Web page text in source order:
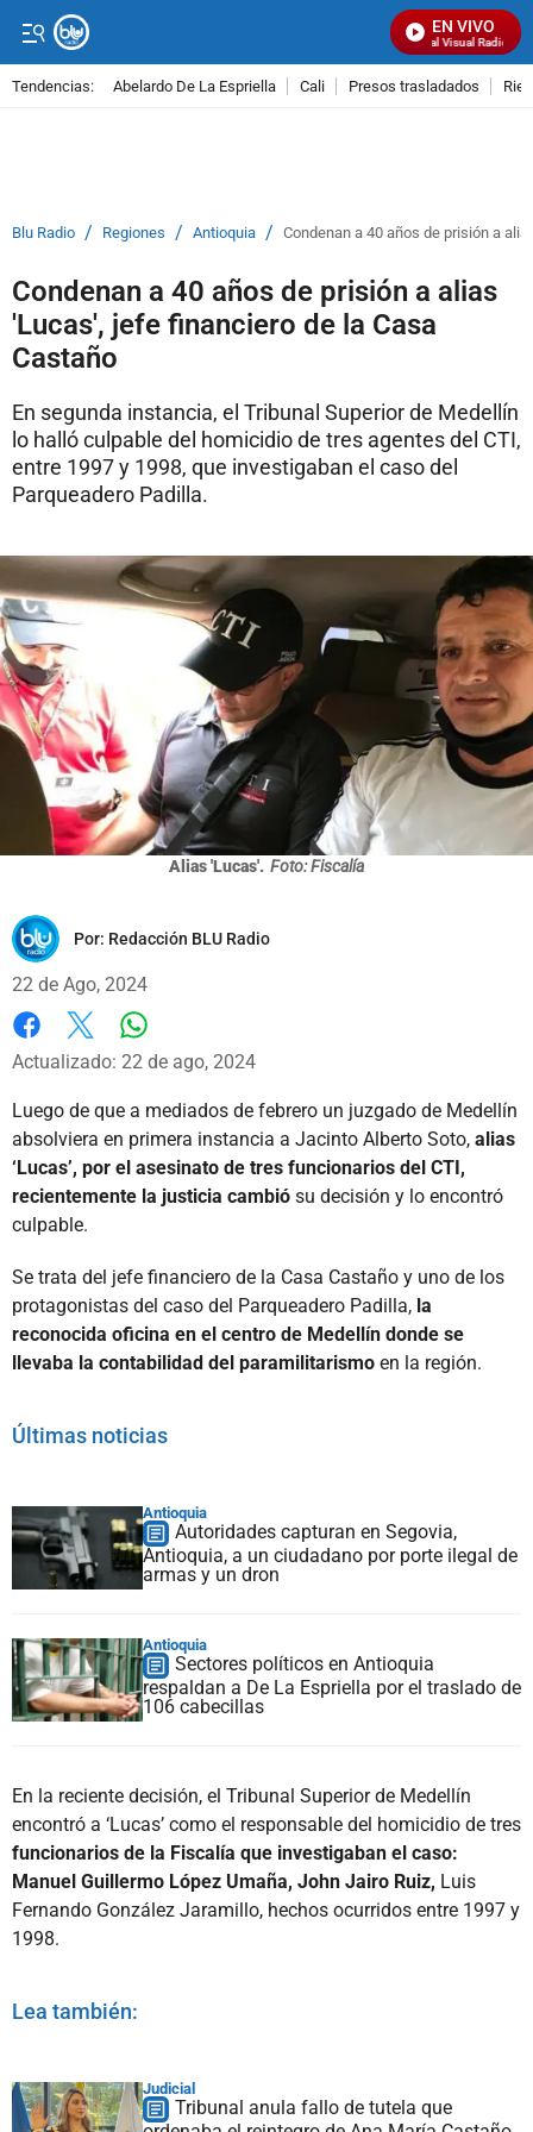
EN VIVO
Señal Visual Radio
Tendencias: Abelardo De La Espriella Cali Presos trasladados
Blu Radio / Regiones / Antioquia / Condenan a 40 años de prisión a
Condenan a 40 años de prisión a alias
'Lucas', jefe financiero de la Casa
Castaño
En segunda instancia, el Tribunal Superior de Medellín
lo halló culpable del homicidio de tres agentes del CTI,
entre 1997 y 1998, que investigaban el caso del
Parqueadero Padilla.
Alias 'Lucas'. Foto: Fiscalía
Por: Redacción BLU Radio
22 de Ago, 2024
Facebook
X
Actualizado: 22 de ago, 2024
Luego de que a mediados de febrero un juzgado de Medellín
absolviera en primera instancia a Jacinto Alberto Soto, alias
‘Lucas’, por el asesinato de tres funcionarios del CTI,
recientemente la justicia cambió su decisión y lo encontró
culpable.
Se trata del jefe financiero de la Casa Castaño y uno de los
protagonistas del caso del Parqueadero Padilla, la
reconocida oficina en el centro de Medellín donde se
llevaba la contabilidad del paramilitarismo en la región.
Últimas noticias
Antioquia
Autoridades capturan en Segovia,
Antioquia, a un ciudadano por porte ilegal de
armas y un dron
Antioquia
Sectores políticos en Antioquia
respaldan a De La Espriella por el traslado de
106 cabecillas
En la reciente decisión, el Tribunal Superior de Medellín
encontró a ‘Lucas’ como el responsable del homicidio de tres
funcionarios de la Fiscalía que investigaban el caso:
Manuel Guillermo López Umaña, John Jairo Ruiz, Luis
Fernando González Jaramillo, hechos ocurridos entre 1997 y
1998.
Lea también:
Judicial
Tribunal anula fallo de tutela que